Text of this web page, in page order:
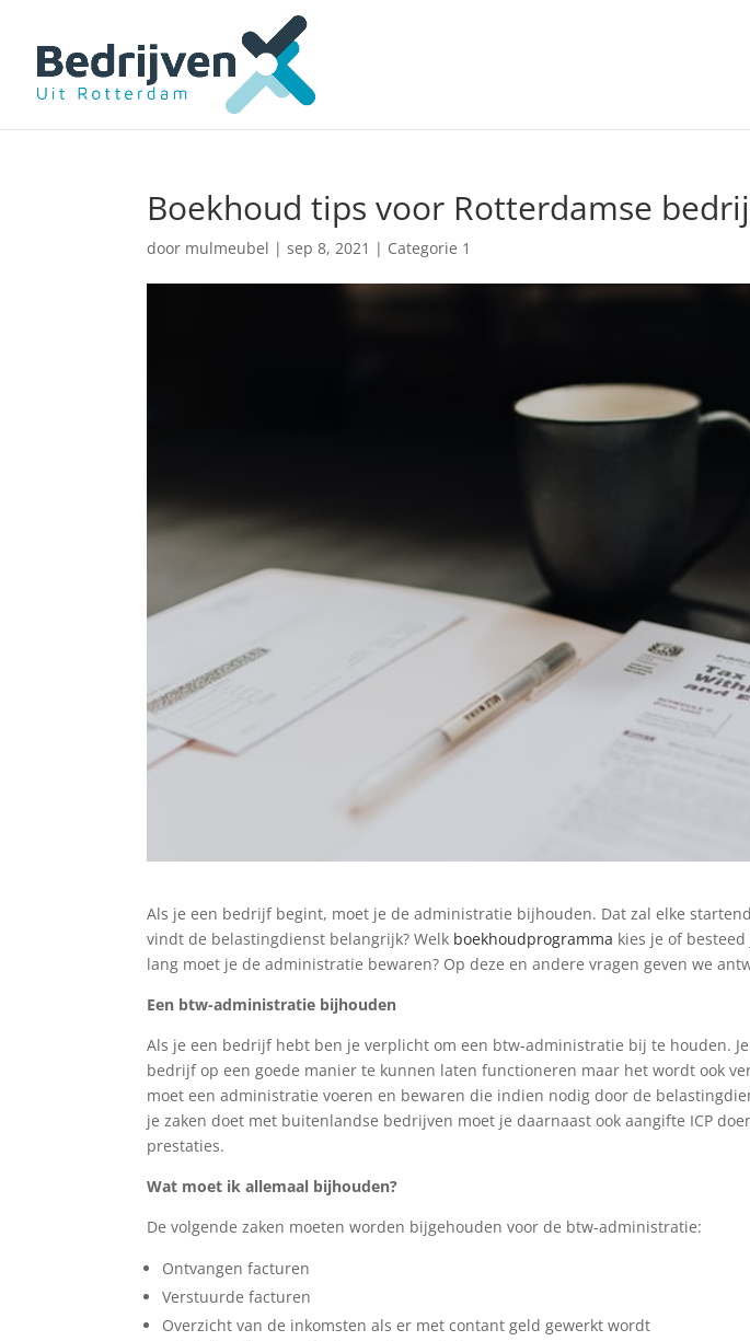
Boekhoud tips voor Rotterdamse
door mulmeubel |sep 8, 2021 | Categorie 1
Als je een bedrijf begint, moet je de administratie bijhouden. Dat zal elke
vindt de belastingdienst belangrijk? Welk boekhoudprogramma kies je of
lang moet je de administratie bewaren? Op deze en andere vragen geven we
Een btw-administratie bijhouden
Als je een bedrijf hebt ben je verplicht om een btw-administratie bij te houden.
bedrijf op een goede manier te kunnen laten functioneren maar het wordt ook
moet een administratie voeren en bewaren die indien nodig door de
je zaken doet met buitenlandse bedrijven moet je daarnaast ook aangifte ICP
prestaties.
Wat moet ik allemaal bijhouden?
De volgende zaken moeten worden bijgehouden voor de btw-administratie:
Ontvangen facturen
Verstuurde facturen
Overzicht van de inkomsten als er met contant geld gewerkt wordt